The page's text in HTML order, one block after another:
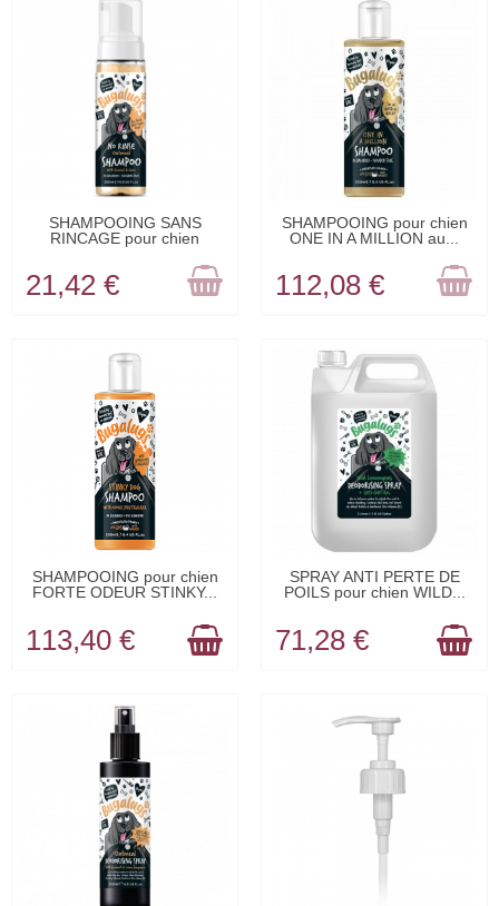
RUPTURE DE
STOCK
SHAMPOOING SANS
RINCAGE pour chien
21,42 €
RUPTURE DE
STOCK
SHAMPOOING pour chien
ONE IN A MILLION au...
112,08 €
EN STOCK
SHAMPOOING pour chien
FORTE ODEUR STINKY...
113,40 €
EN STOCK
SPRAY ANTI PERTE DE
POILS pour chien WILD...
71,28 €